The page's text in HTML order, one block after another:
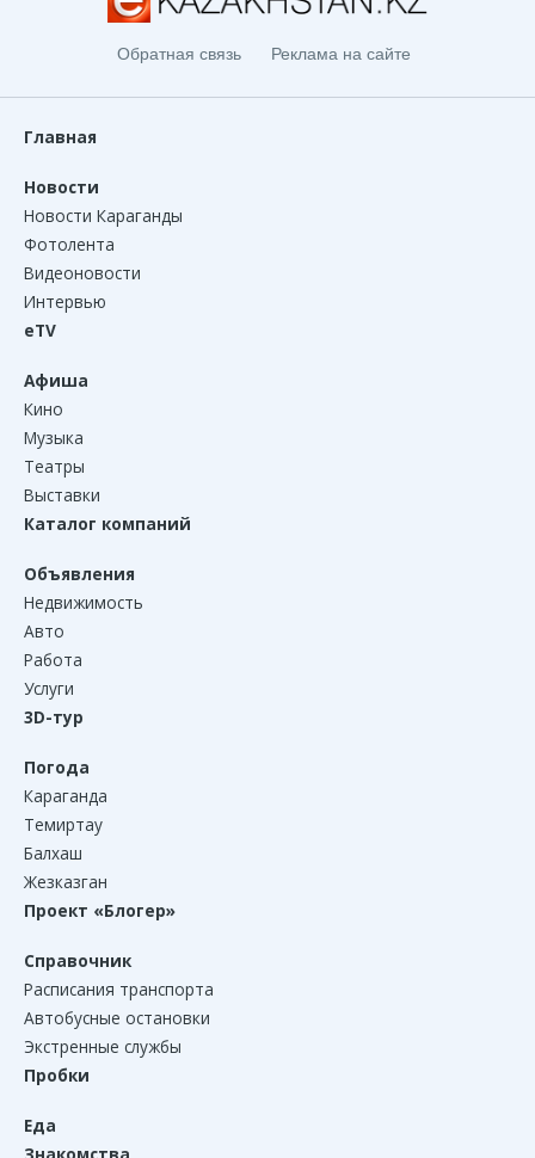
Обратная связь Реклама на сайте
Главная
Новости
Новости Караганды
Фотолента
Видеоновости
Интервью
eTV
Афиша
Кино
Музыка
Театры
Выставки
Каталог компаний
Объявления
Недвижимость
Авто
Работа
Услуги
3D-тур
Погода
Караганда
Темиртау
Балхаш
Жезказган
Проект «Блогер»
Справочник
Расписания транспорта
Автобусные остановки
Экстренные службы
Пробки
Еда